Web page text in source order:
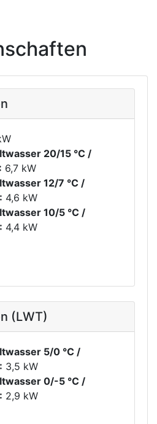
20/15 °C /
6,7 kW
12/7 °C /
4,6 kW
10/5 °C /
4,4 kW
(LWT)
5/0 °C /
3,5 kW
0/-5 °C /
2,9 kW